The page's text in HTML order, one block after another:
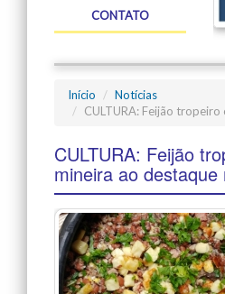
CONTATO
Início
Notícias
CULTURA: Feijão
CULTURA: Feijão
mineira ao destaque